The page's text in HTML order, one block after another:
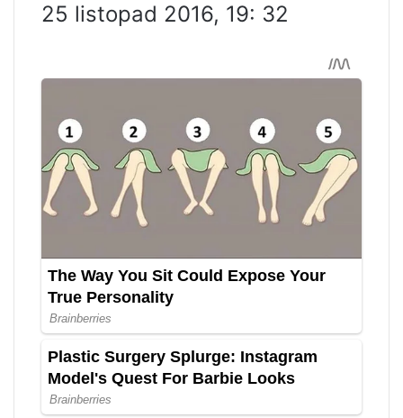
25 listopad 2016, 19: 32